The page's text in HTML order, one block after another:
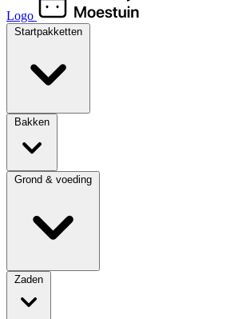
Logo
Startpakketten
Bakken
Grond & voeding
Zaden